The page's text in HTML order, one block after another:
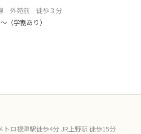
外苑前 徒歩３分
（学割あり）
トロ根津駅徒歩4分 JR上野駅 徒歩15分